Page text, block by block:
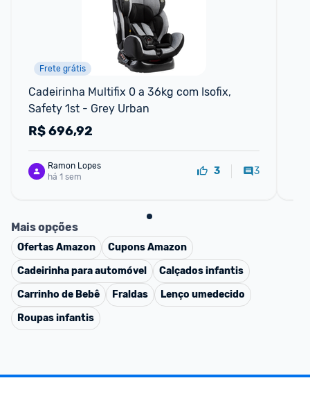
Frete grátis
Cadeirinha Multifix 0 a 36kg com Isofix,
Safety 1st - Grey Urban
R$696,92
Ramon Lopes
há 1 sem
3 3
Mais opções
OfertasAmazon CuponsAmazon
Cadeirinha para automóvel
Calçados infantis
Carrinho de Bebê
Fraldas
Lenço umedecido
Roupas infantis